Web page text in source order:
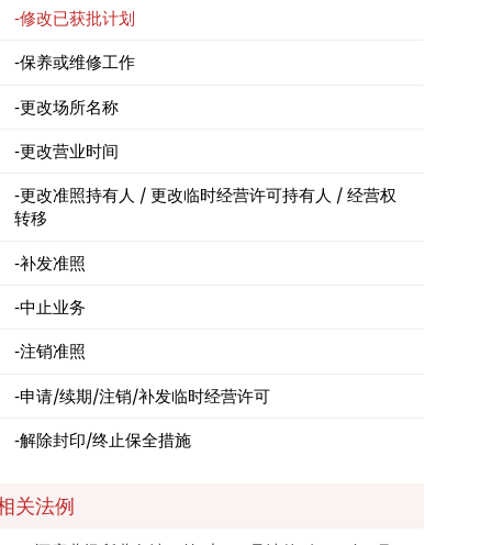
修改已获批计划
保养或维修工作
更改场所名称
更改营业时间
更改准照持有人 / 更改临时经营许可持有人 / 经营权
转移
补发准照
中止业务
注销准照
申请/续期/注销/补发临时经营许可
解除封印/终止保全措施
关法例